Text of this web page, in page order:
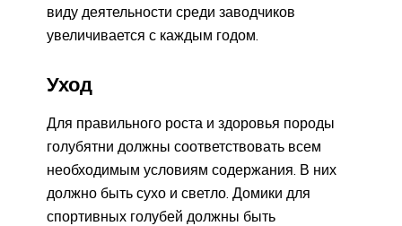
виду деятельности среди заводчиков
увеличивается с каждым годом.
Уход
Для правильного роста и здоровья породы
голубятни должны соответствовать всем
необходимым условиям содержания. В них
должно быть сухо и светло. Домики для
спортивных голубей должны быть